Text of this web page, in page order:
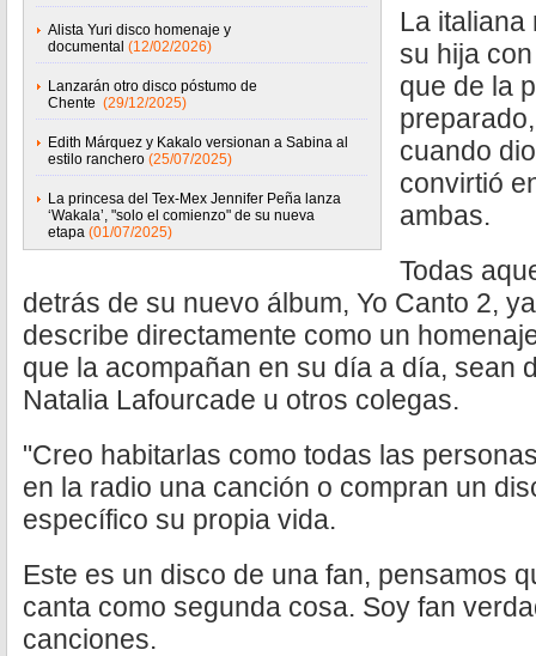
Alista Yuri disco homenaje y
documental (12/02/2026)
Lanzarán otro disco póstumo de
Chente (29/12/2025)
Edith Márquez y Kakalo versionan a Sabina al
estilo ranchero (25/07/2025)
La princesa del Tex-Mex Jennifer Peña lanza
‘Wakala’, "solo el comienzo" de su nueva
etapa (01/07/2025)
La italiana
su hija
que de la
cuando
convirtió
ambas.
Todas
detrás de su nuevo álbum, Yo Canto 2,
describe directamente como un
que la acompañan en su día a día, sean
Natalia Lafourcade u otros colegas.
"Creo habitarlas como todas las
en la radio una canción o compran un
específico su propia vida.
Este es un disco de una fan, pensamos
canta como segunda cosa. Soy fan
canciones.